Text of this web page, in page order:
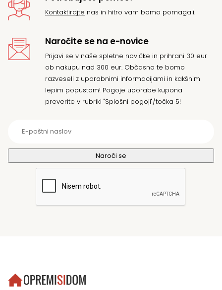
Kontaktirajte nas in hitro vam bomo pomagali.
Naročite se na e-novice
Prijavi se v naše spletne novičke in prihrani 30 eur
ob nakupu nad 300 eur. Občasno te bomo
razveseli z uporabnimi informacijami in kakšnim
lepim popustom! Pogoje uporabe kupona
preverite v rubriki "Splošni pogoji"/točka 5!